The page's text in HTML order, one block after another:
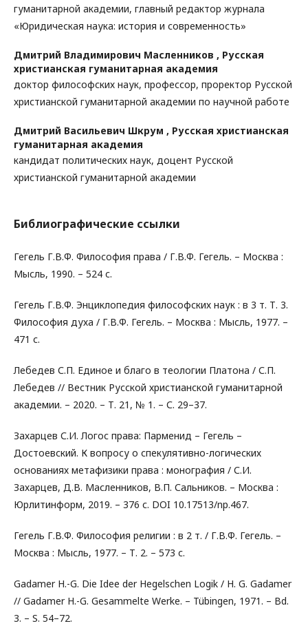
гуманитарной академии, главный редактор журнала
«Юридическая наука: история и современность»
Дмитрий Владимирович Масленников , Русская
христианская гуманитарная академия
доктор философских наук, профессор, проректор Русской
христианской гуманитарной академии по научной работе
Дмитрий Васильевич Шкрум , Русская христианская
гуманитарная академия
кандидат политических наук, доцент Русской
христианской гуманитарной академии
Библиографические ссылки
Гегель Г.В.Ф. Философия права / Г.В.Ф. Гегель. – Москва :
Мысль, 1990. – 524 с.
Гегель Г.В.Ф. Энциклопедия философских наук : в 3 т. Т. 3.
Философия духа / Г.В.Ф. Гегель. – Москва : Мысль, 1977. –
471 с.
Лебедев С.П. Единое и благо в теологии Платона / С.П.
Лебедев // Вестник Русской христианской гуманитарной
академии. – 2020. – Т. 21, № 1. – С. 29–37.
Захарцев С.И. Логос права: Парменид – Гегель –
Достоевский. К вопросу о спекулятивно-логических
основаниях метафизики права : монография / С.И.
Захарцев, Д.В. Масленников, В.П. Сальников. – Москва :
Юрлитинформ, 2019. – 376 с. DOI 10.17513/np.467.
Гегель Г.В.Ф. Философия религии : в 2 т. / Г.В.Ф. Гегель. –
Москва : Мысль, 1977. – Т. 2. – 573 с.
Gadamer H.-G. Die Idee der Hegelschen Logik / H. G. Gadamer
// Gadamer H.-G. Gesammelte Werke. – Tübingen, 1971. – Bd.
3. – S. 54–72.